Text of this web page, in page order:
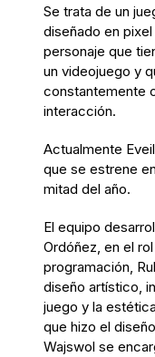
Se trata de un
diseñado en
personaje que
un videojuego y
constantemente
interacción.
Actualmente
que se estrene
mitad del año.
El equipo
Ordóñez, en el
programación,
diseño artístico,
juego y la
que hizo el
Wajswol se